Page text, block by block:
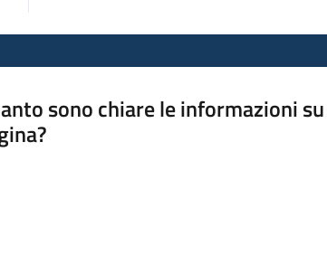
sono chiare le informazioni